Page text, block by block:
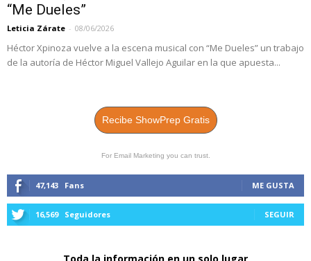
“Me Dueles”
Leticia Zárate - 08/06/2026
Héctor Xpinoza vuelve a la escena musical con “Me Dueles” un trabajo
de la autoría de Héctor Miguel Vallejo Aguilar en la que apuesta...
Recibe ShowPrep Gratis
For Email Marketing you can trust.
47,143 Fans ME GUSTA
16,569 Seguidores SEGUIR